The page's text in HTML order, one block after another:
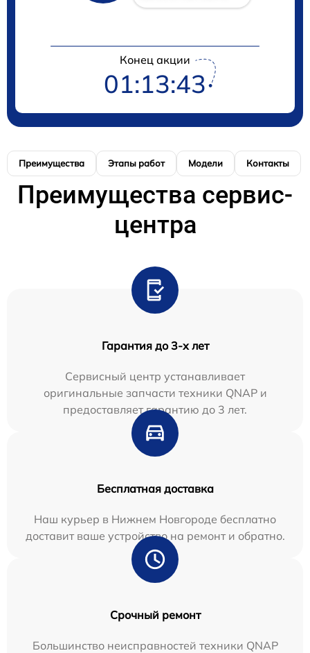
Конец акции
01:13:43
Преимущества Этапы работ Модели Контакты
Преимущества сервис-
центра
Гарантия до 3-х лет
Сервисный центр устанавливает
оригинальные запчасти техники QNAP и
предоставляет гарантию до 3 лет.
Бесплатная доставка
Наш курьер в Нижнем Новгороде бесплатно
доставит ваше устройство на ремонт и обратно.
Срочный ремонт
Большинство неисправностей техники QNAP